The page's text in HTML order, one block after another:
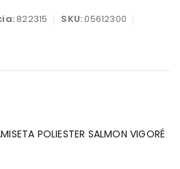
822315 SKU:05612300
POLIESTER SALMON VIGORÉ